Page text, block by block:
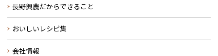
長野興農だからできること
おいしいレシピ集
会社情報